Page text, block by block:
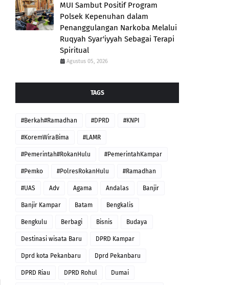
MUI Sambut Positif Program
Polsek Kepenuhan dalam
Penanggulangan Narkoba Melalui
Ruqyah Syar'iyyah Sebagai Terapi
Spiritual
Agustus 05, 2026
TAGS
#Berkah#Ramadhan #DPRD #KNPI
#KoremWiraBima #LAMR
#Pemerintah#RokanHulu #PemerintahKampar
#Pemko #PolresRokanHulu #Ramadhan
#UAS Adv Agama Andalas Banjir
Banjir Kampar Batam Bengkalis
Bengkulu Berbagi Bisnis Budaya
Destinasi wisata Baru DPRD Kampar
Dprd kota Pekanbaru Dprd Pekanbaru
DPRD Riau DPRD Rohul Dumai